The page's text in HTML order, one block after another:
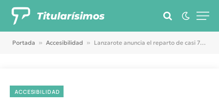
Titularísimos
Portada » Accesibilidad » Lanzarote anuncia el reparto de casi 7,5 millones de euros para un plan de accesibilidad en los municipios de la isla
ACCESIBILIDAD